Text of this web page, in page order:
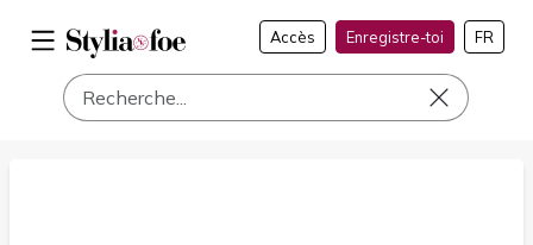
Accès Enregistre-toi FR